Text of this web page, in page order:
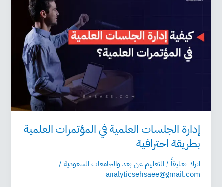
إدارة الجلسات العلمية في المؤتمرات العلمية
بطريقة احترافية
اترك تعليقاً /التعليم عن بعد والجامعات السعودية /
analyticsehsaee@gmail.com
المؤتمرات
العلمية
بطريقة